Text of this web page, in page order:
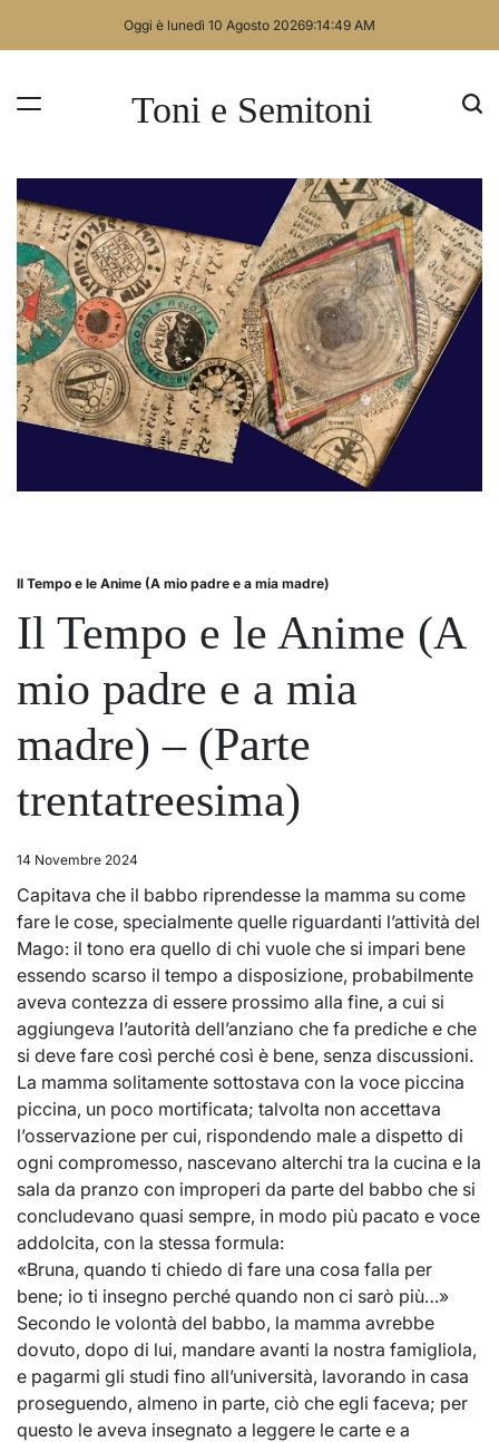
Oggi è lunedì 10 Agosto 20269:14:50 AM
Toni e Semitoni
Posted
Il Tempo e le Anime (A mio padre e a mia madre)
Il Tempo e le Anime (A
mio padre e a mia
madre) – (Parte
trentatreesima)
14 Novembre 2024
Capitava che il babbo riprendesse la mamma su come
fare le cose, specialmente quelle riguardanti l’attività del
Mago: il tono era quello di chi vuole che si impari bene
essendo scarso il tempo a disposizione, probabilmente
aveva contezza di essere prossimo alla fine, a cui si
aggiungeva l’autorità dell’anziano che fa prediche e che
si deve fare così perché così è bene, senza discussioni.
La mamma solitamente sottostava con la voce piccina
piccina, un poco mortificata; talvolta non accettava
l’osservazione per cui, rispondendo male a dispetto di
ogni compromesso, nascevano alterchi tra la cucina e la
sala da pranzo con improperi da parte del babbo che si
concludevano quasi sempre, in modo più pacato e voce
addolcita, con la stessa formula:
«Bruna, quando ti chiedo di fare una cosa falla per
bene; io ti insegno perché quando non ci sarò più…»
Secondo le volontà del babbo, la mamma avrebbe
dovuto, dopo di lui, mandare avanti la nostra famigliola,
e pagarmi gli studi fino all’università, lavorando in casa
proseguendo, almeno in parte, ciò che egli faceva; per
questo le aveva insegnato a leggere le carte e a